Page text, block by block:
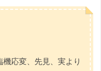
応変、先見、実より